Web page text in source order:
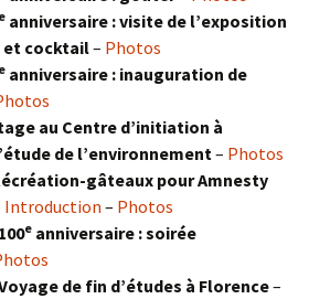
e anniversaire : visite de l’exposition
et cocktail– Photos
e anniversaire : inauguration de
au Centre d’initiation à
de l’environnement – Photos
gâteaux pour Amnesty
Introduction – Photos
100e anniversaire : soirée
de fin d’études à Florence–